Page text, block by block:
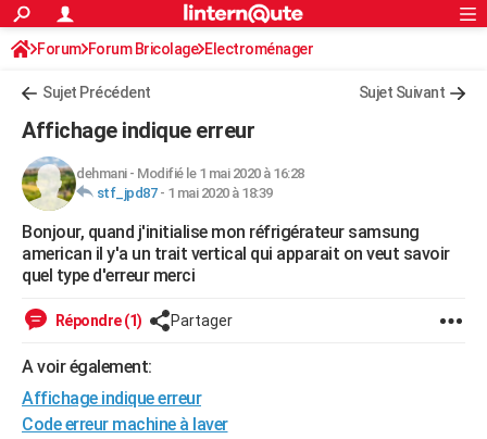
ACTUALITÉS
Politique
Société
Faits Divers
Education
Monde
Villes
+
FINANCE
Retraite
Impôts
Epargne
Immobilier
Risques naturels par ville
Banque
Assurance
Crédit
AUTO
Essais
Réserver un essai
Citadines
Berlines
SUV
Forum auto
+HIGH-TECH
Mobiles
Meilleur smartphone
Internet
Ordinateurs
Jeux vidéo
Guide high-tech
+
Forum
Aménagement intérieur
Extérieur
Cuisine
Salle de bains
Jardinage
Rangement
WEEK-END
Guides de France
Escapades
Patrimoine
Expositions
Musées
Week-end nature
+LIFESTYLE
Art de vivre
Bien-être
Loisirs
Mode
Modes de vie
SANTE
S'inscrire
Connexion
Forum Forum Bricolage Electroménager
Sujet Précédent Sujet Suivant
Affichage indique erreur
dehmani- Modifié le 1 mai 2020 à 16:28
stf_jpd87- 1 mai 2020 à 18:39
Bonjour, quand j'initialise mon réfrigérateur samsung
american il y'a un trait vertical qui apparait on veut savoir
quel type d'erreur merci
Répondre (1) Partager
A voir également:
Affichage indique erreur
Code erreur machine à laver